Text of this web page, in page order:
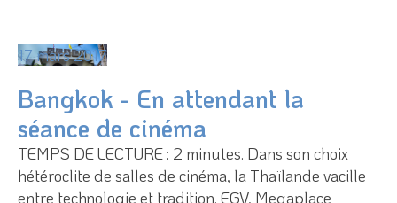
17 mars 2017
Bangkok - En attendant la
séance de cinéma
TEMPS DE LECTURE : 2 minutes. Dans son choix
hétéroclite de salles de cinéma, la Thaïlande vacille
entre technologie et tradition. EGV, Megaplace